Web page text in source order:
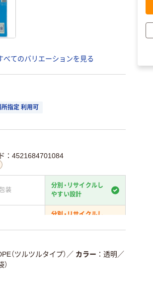
べてのバリエーションを見る
所指定 利用可
：4521684701084
装
分別・リサイクルし
やすい設計
分別・リサイクルし
の商品詳細「
（ツルツルタイプ） ／ カラー 透明 ／